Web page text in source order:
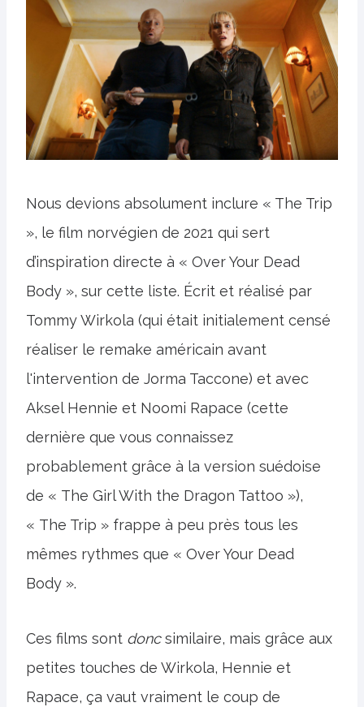
Nous devions absolument inclure « The Trip
», le film norvégien de 2021 qui sert
d’inspiration directe à « Over Your Dead
Body », sur cette liste. Écrit et réalisé par
Tommy Wirkola (qui était initialement censé
réaliser le remake américain avant
l'intervention de Jorma Taccone) et avec
Aksel Hennie et Noomi Rapace (cette
dernière que vous connaissez
probablement grâce à la version suédoise
de « The Girl With the Dragon Tattoo »),
« The Trip » frappe à peu près tous les
mêmes rythmes que « Over Your Dead
Body ».
Ces films sont doncsimilaire, mais grâce aux
petites touches de Wirkola, Hennie et
Rapace, ça vaut vraiment le coup de